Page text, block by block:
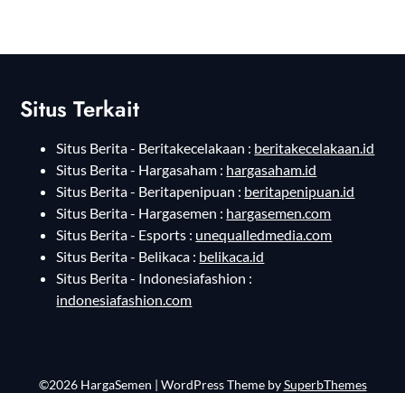
Situs Terkait
Situs Berita - Beritakecelakaan : beritakecelakaan.id
Situs Berita - Hargasaham : hargasaham.id
Situs Berita - Beritapenipuan : beritapenipuan.id
Situs Berita - Hargasemen : hargasemen.com
Situs Berita - Esports : unequalledmedia.com
Situs Berita - Belikaca : belikaca.id
Situs Berita - Indonesiafashion :
indonesiafashion.com
©2026 HargaSemen | WordPress Theme bySuperbThemes